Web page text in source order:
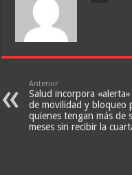
Anterior
Salud incorpora «alerta»
de movilidad y bloqueo
quienes tengan más de
meses sin recibir la